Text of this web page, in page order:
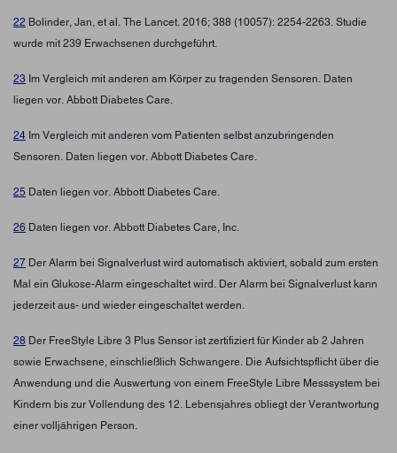
22 Bolinder, Jan, et al. The Lancet. 2016; 388 (10057): 2254-2263. Studie
wurde mit 239 Erwachsenen durchgeführt.
23 Im Vergleich mit anderen am Körper zu tragenden Sensoren. Daten
liegen vor. Abbott Diabetes Care.
24 Im Vergleich mit anderen vom Patienten selbst anzubringenden
Sensoren. Daten liegen vor. Abbott Diabetes Care.
25 Daten liegen vor. Abbott Diabetes Care.
26 Daten liegen vor. Abbott Diabetes Care, Inc.
27 Der Alarm bei Signalverlust wird automatisch aktiviert, sobald zum ersten
Mal ein Glukose-Alarm eingeschaltet wird. Der Alarm bei Signalverlust kann
jederzeit aus- und wieder eingeschaltet werden.
28 Der FreeStyle Libre 3 Plus Sensor ist zertifiziert für Kinder ab 2 Jahren
sowie Erwachsene, einschließlich Schwangere. Die Aufsichtspflicht über die
Anwendung und die Auswertung von einem FreeStyle Libre Messsystem bei
Kindern bis zur Vollendung des 12. Lebensjahres obliegt der Verantwortung
einer volljährigen Person.